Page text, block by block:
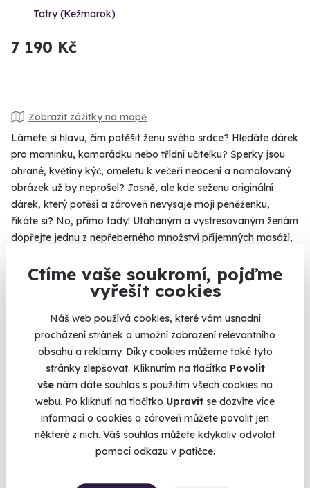
Ctíme vaše soukromí, pojďme
vyřešit cookies
Náš web používá cookies, které vám usnadní
procházení stránek a umožní zobrazení relevantního
obsahu a reklamy. Díky cookies můžeme také tyto
stránky zlepšovat. Kliknutím na tlačítko Povolit
vše nám dáte souhlas s použitím všech cookies na
webu. Po kliknutí na tlačítko Upravit se dozvíte více
informací o cookies a zároveň můžete povolit jen
některé z nich. Váš souhlas můžete kdykoliv odvolat
pomocí odkazu v patičce.
Tatry (Kežmarok)
7 190 Kč
Zobrazit zážitky na mapě
Lámete si hlavu, čím potěšit ženu svého srdce? Hledáte dárek
pro maminku, kamarádku nebo třídní učitelku? Šperky jsou
ohrané, květiny kýč, omeletu k večeři neocení a namalovaný
obrázek už by neprošel? Jasně, ale kde seženu originální
dárek, který potěší a zároveň nevysaje moji peněženku,
říkáte si? No, přímo tady! Utahaným a vystresovaným ženám
dopřejte jednu z nepřeberného množství příjemných masáží,
čokoládyči výborných vín, milovnice adrenalinu můžete
poslat až do oblak a znuděné dámy nechte vyzkoušet
neobvyklá povolání na zkoušku.
Naheureka.czmáme
96% spokojenost zákazníků.
Co si o nás myslí